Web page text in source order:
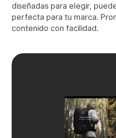
diseñadas para elegir,
perfecta para tu marca.
contenido con facilidad.